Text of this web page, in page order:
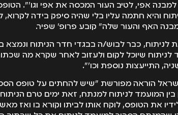
למבנה אפי, לטיב העור המכסה את אפי וגו'".
והיא חתמה עליו בלי שהיה סיפק בידה לקרוא,
האף והעור שלה" קובע פרופ' שפיר.
כבר לבוש/ה בבגדי חדר הניתוח ונמצא
לניתוח שיוכל לקום ולעזוב לאחר שקרא מה
התייעצות נוספת וכו'".
הוראה מפורשת "שיש להחתים על טופס
המועמד לניתוח למנתח, זאת ימים טרם
את הטופס, לוקח אותו לביתו וקורא בו ואז